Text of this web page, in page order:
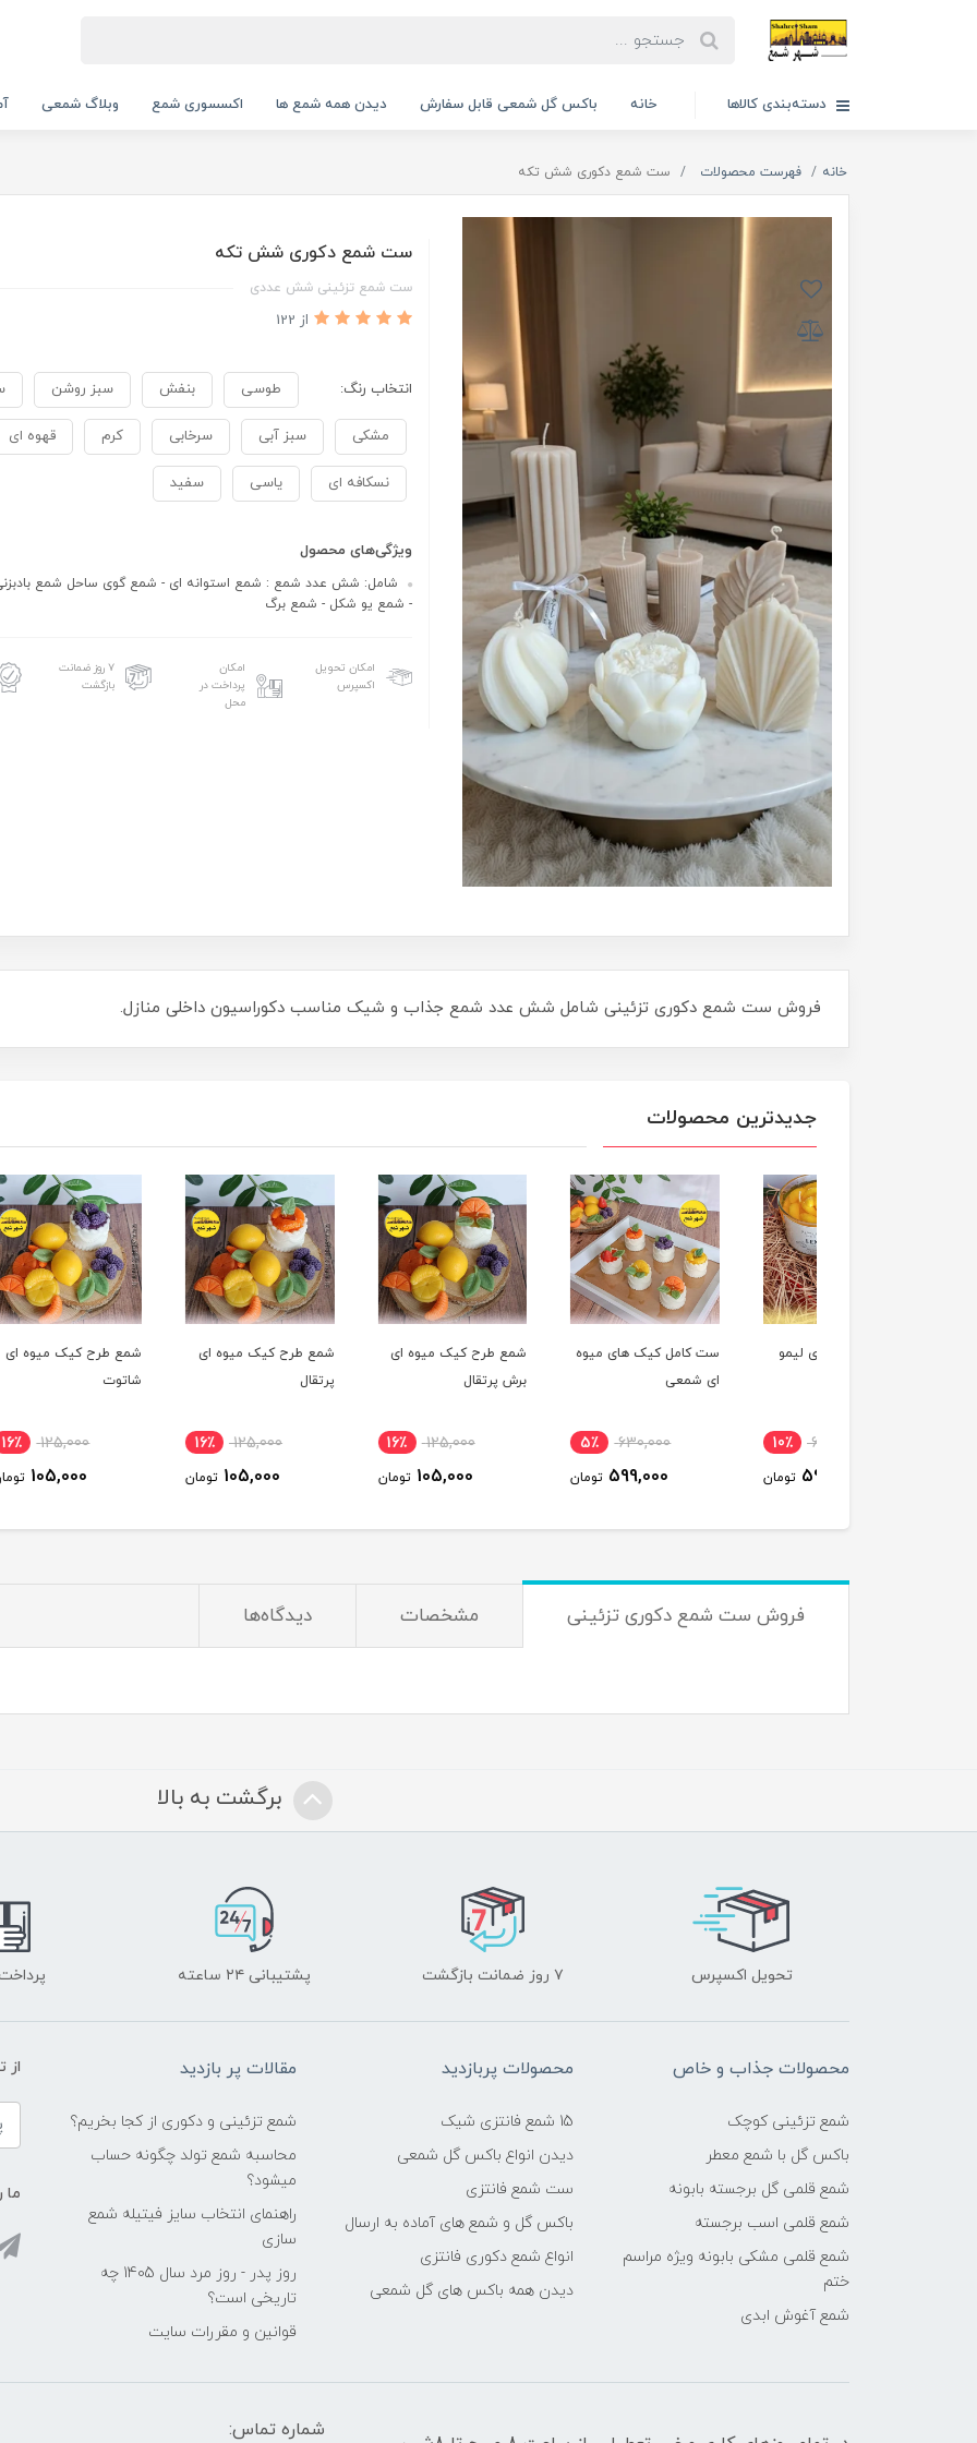
دسته‌بندی کالاها خانه باکس گل شمعی قابل سفارش دیدن همه شمع ها اکسسوری شمع وبلاگ شمعی
خانه فهرست محصولات ست شمع دکوری شش تکه
ست شمع دکوری شش تکه
ست شمع تزئینی شش عددی
از 122
انتخاب رنگ: طوسی بنفش سبز روشن
مشکی سبز آبی سرخابی کرم قهوه ای
نسکافه ای یاسی سفید
ویژگی‌های محصول
شامل: شش عدد شمع : شمع استوانه ای - شمع گوی ساحل شمع
- شمع یو شکل - شمع برگ
امکان تحویل
اکسپرس
امکان
پرداخت در
محل
۷ روز ضمانت
بازگشت
فروش ست شمع دکوری تزئینی شامل شش عدد شمع جذاب و شیک مناسب دکوراسیون داخلی منازل.
جدیدترین محصولات
ست کامل کیک های میوه
5٪
تومان
شمع طرح کیک میوه ای
16٪
تومان
شمع طرح کیک میوه ای
16٪
تومان
شمع طرح کیک میوه ای
16٪
تومان
شمع
فروش ست شمع دکوری تزئینی مشخصات دیدگاه‌ها
برگشت به بالا
تحویل اکسپرس ۷ روز ضمانت بازگشت پشتیبانی ۲۴ ساعته
محصولات جذاب و خاص
شمع تزئینی کوچک
باکس گل با شمع معطر
شمع قلمی گل برجسته بابونه
شمع قلمی اسب برجسته
شمع قلمی مشکی بابونه ویژه مراسم
ختم
شمع آغوش ابدی
محصولات پربازدید
15 شمع فانتزی شیک
دیدن انواع باکس گل شمعی
ست شمع فانتزی
باکس گل و شمع های آماده به ارسال
انواع شمع دکوری فانتزی
دیدن همه باکس های گل شمعی
مقالات پر بازدید
شمع تزئینی و دکوری از کجا بخریم؟
محاسبه شمع تولد چگونه حساب
میشود؟
راهنمای انتخاب سایز فیتیله شمع
سازی
روز پدر - روز مرد سال 1405 چه
تاریخی است؟
قوانین و مقررات سایت
از
ما
شماره تماس: